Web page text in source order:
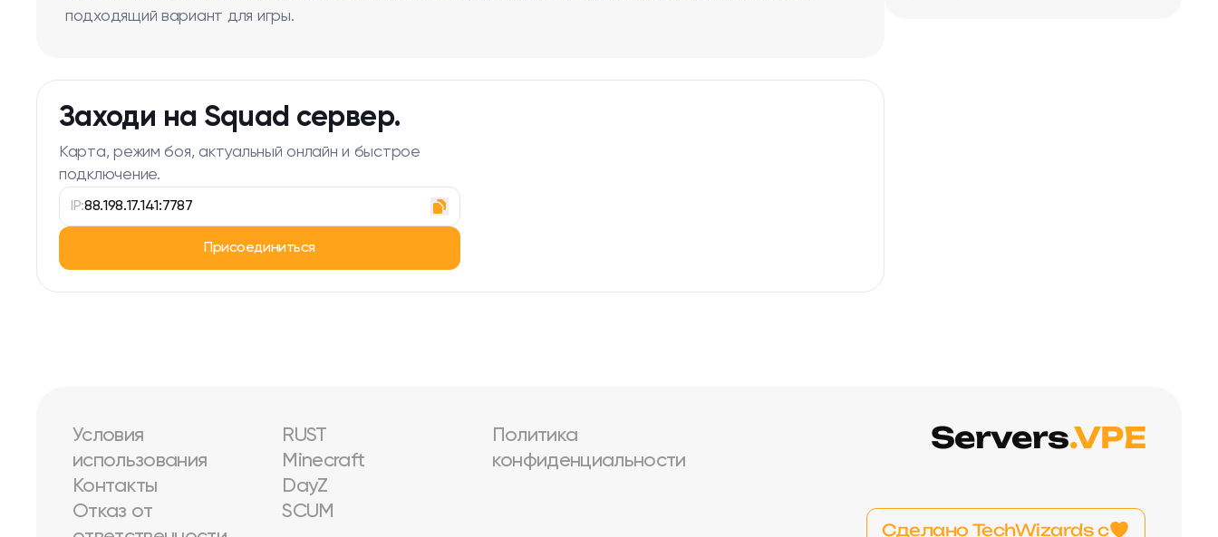
подходящий вариант для игры.
Заходи на Squad сервер.
Карта, режим боя, актуальный онлайн и быстрое
подключение.
IP:88.198.17.141:7787
Присоединиться
Условия
использования
Контакты
Отказ от
RUST
Minecraft
DayZ
SCUM
Политика
конфиденциальности
Servers.VPE
Сделано TechWizards с